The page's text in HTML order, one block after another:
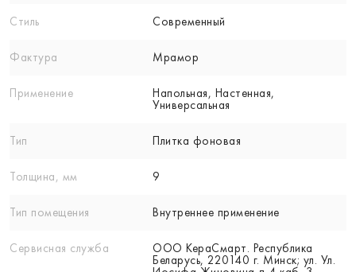
Стиль Современный
Фактура Мрамор
Применение
Напольная, Настенная,
Универсальная
Тип Плитка фоновая
Толщина, мм 9
Тип помещения Внутреннее применение
Сервисная служба
ООО КераСмарт. Республика
Беларусь, 220140 г. Минск; ул. Ул.